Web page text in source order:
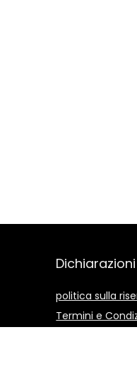
Dichiarazioni
politica sulla
Termini e